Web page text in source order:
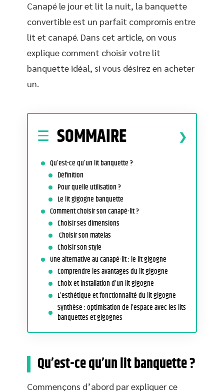
Canapé le jour et lit la nuit, la banquette
convertible est un parfait compromis entre
lit et canapé. Dans cet article, on vous
explique comment choisir votre lit
banquette idéal, si vous désirez en acheter
un.
SOMMAIRE
Qu’est-ce qu’un lit banquette ?
Définition
Pour quelle utilisation ?
Le lit gigogne banquette
Comment choisir son canapé-lit ?
Choisir ses dimensions
Choisir son matelas
Choisir son style
Une alternative au canapé-lit : le lit gigogne
Comprendre les avantages du lit gigogne
Choix et installation d’un lit gigogne
L’esthétique et fonctionnalité du lit gigogne
Synthèse : optimisation de l’espace avec les lits
banquettes et gigognes
Qu’est-ce qu’un lit banquette ?
Commençons d’abord par expliquer ce